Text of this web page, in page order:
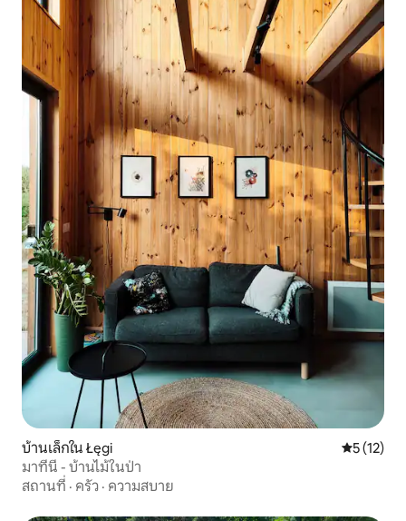
บ้านเล็กใน Łęgi คะแนนเฉลี่
5 (12)
มาที่นี่ - บ้านไม้ในป่า
สถานที่ · ครัว · ความสบาย